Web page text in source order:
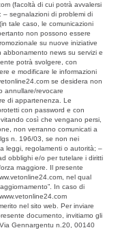
(facoltà di cui potrà avvalersi
segnalazioni di problemi di
tale caso, le comunicazioni
non possono essere
su nuove iniziative
abbonamento news su servizi e
potrà svolgere, con
e modificare le informazioni
se desidera non
annullare/revocare
di appartenenza. Le
con password e con
così che vengano persi,
non verranno comunicati a
n. 196/03, se non nei
leggi, regolamenti o autorità; –
obblighi e/o per tutelare i diritti
maggiore. Il presente
nel qual
In caso di
nel sito web. Per inviare
documento, invitiamo gli
Gennargentu n.20, 00140